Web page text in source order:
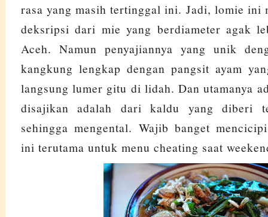
rasa yang masih tertinggal ini. Jadi, lomie ini
deksripsi dari mie yang berdiameter agak
Aceh. Namun penyajiannya yang unik
kangkung lengkap dengan pangsit ayam
langsung lumer gitu di lidah. Dan utamanya
disajikan adalah dari kaldu yang diberi
sehingga mengental. Wajib banget
ini terutama untuk menu cheating saat